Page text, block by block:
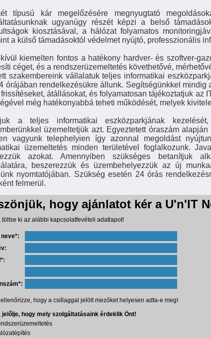
típusú kár megelőzésére megnyugtató
ugyanúgy részét képzi a belső
kiosztásával, a hálózat folyamatos
a külső támadásoktól védelmet nyújtó, professzionális
kiemelten fontos a hatékony hardver- és szoftver-
céget, és a rendszerüzemeltetés követhetővé,
szakembereink vállalatuk teljes informatikai
órájában rendelkezésükre állunk. Segítségünkkel
átállásokat, és folyamatosan tájékoztatjuk az
még hatékonyabbá teheti működését, melyek
a teljes informatikai eszközparkjának
üzemeltetjük azt. Egyeztetett óraszám
vagyunk telephelyien így azonnal megoldást
üzemeltetés minden területével foglalkozunk.
azokat. Amennyiben szükséges betanítjuk
beszerezzük és üzembehelyezzük az új
nyomtatójában. Szükség esetén 24 órás
felmerül.
hogy ajánlatot kér a U'n'IT
töltse ki az alábbi kapcsolatfevételi adatlapot!
neve*:
ellenőrizze, hogy a csillaggal jelölt mezőket helyesen adta-e meg!
jelőlje, hogy mely szolgáltatásaink érdeklik Önt!